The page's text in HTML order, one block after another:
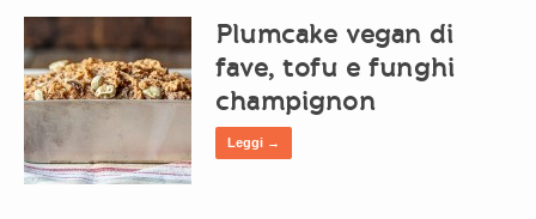
Plumcake vegan di
fave, tofu e funghi
champignon
Leggi →